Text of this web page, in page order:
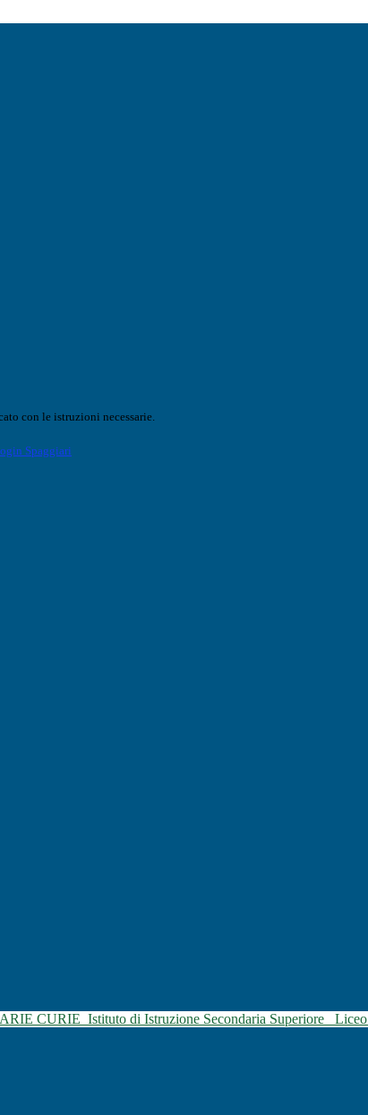
con le istruzioni necessarie.
Spaggiari
CURIE Istituto di Istruzione Secondaria Superiore